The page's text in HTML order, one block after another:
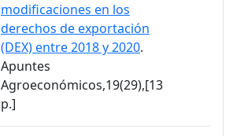
modificaciones en los
derechos de exportación
(DEX) entre 2018 y 2020.
Apuntes
Agroeconómicos,19(29),[13
p.]